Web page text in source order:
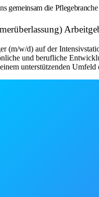
gemeinsam die
(m/w/d) auf der
und berufliche
unterstützenden Umfeld